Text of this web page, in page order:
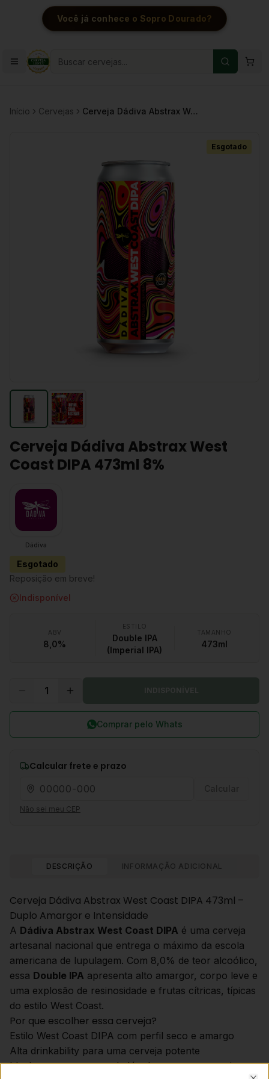
Você já conhece o Sopro Dourado?
Início Cervejas Cerveja Dádiva Abstrax West Coast DIPA 473ml 8%
Esgotado
Cerveja Dádiva Abstrax West
Coast DIPA 473ml 8%
Dádiva
Esgotado
Reposição em breve!
Indisponível
ABV
8,0%
ESTILO
Double IPA
(Imperial IPA)
TAMANHO
473ml
1
Comprar pelo Whats
Calcular frete e prazo
Não sei meu CEP
DESCRIÇÃO INFORMAÇÃO ADICIONAL
Cerveja Dádiva Abstrax West Coast DIPA 473ml –
Duplo Amargor e Intensidade
A Dádiva Abstrax West Coast DIPA é uma cerveja
artesanal nacional que entrega o máximo da escola
americana de lupulagem. Com 8,0% de teor alcoólico,
essa Double IPA apresenta alto amargor, corpo leve e
uma explosão de resinosidade e frutas cítricas, típicas
do estilo West Coast.
Por que escolher essa cerveja?
Estilo West Coast DIPA com perfil seco e amargo
Alta drinkability para uma cerveja potente
Ideal para os amantes de lúpulo e amargor persistente